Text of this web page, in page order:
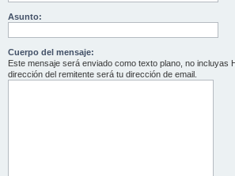
Asunto:
Cuerpo del mensaje:
Este mensaje será enviado como texto plano, no incluyas
dirección del remitente será tu dirección de email.